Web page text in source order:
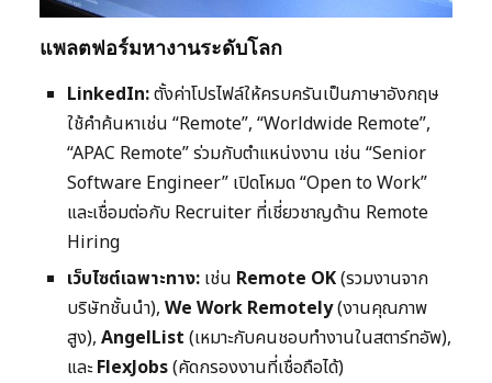
แพลตฟอร์มหางานระดับโลก
LinkedIn:ตั้งค่าโปรไฟล์ให้ครบครันเป็นภาษาอังกฤษ
ใช้คำค้นหาเช่น “Remote”, “Worldwide Remote”,
“APAC Remote” ร่วมกับตำแหน่งงาน เช่น “Senior
Software Engineer” เปิดโหมด “Open to Work”
และเชื่อมต่อกับ Recruiter ที่เชี่ยวชาญด้าน Remote
Hiring
เว็บไซต์เฉพาะทาง: เช่น Remote OK(รวมงานจาก
บริษัทชั้นนำ), We Work Remotely(งานคุณภาพ
สูง), AngelList (เหมาะกับคนชอบทำงานในสตาร์ทอัพ),
และFlexJobs(คัดกรองงานที่เชื่อถือได้)